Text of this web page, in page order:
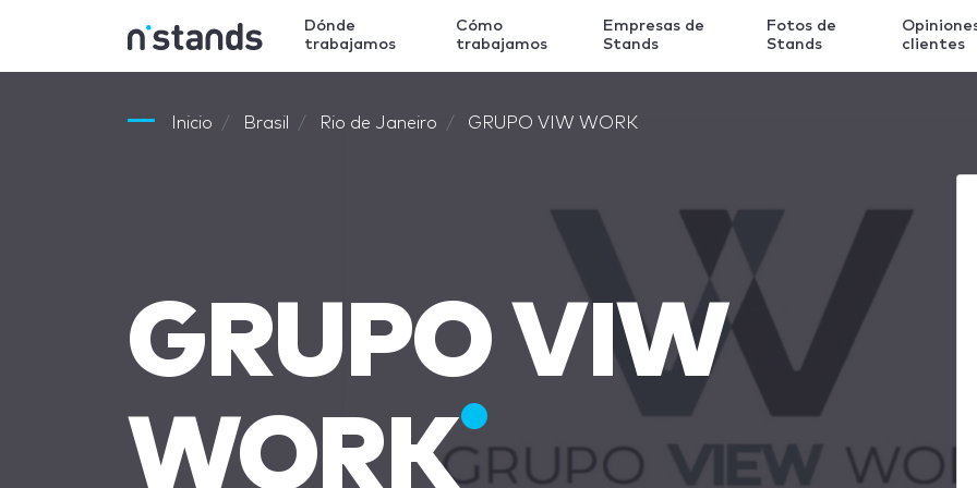
Dónde
trabajamos
Cómo
trabajamos
Empresas de
Stands
Fotos de
Stands
clientes
Inicio Brasil Rio de Janeiro GRUPO VIW WORK
GRUPO VIW
WORK